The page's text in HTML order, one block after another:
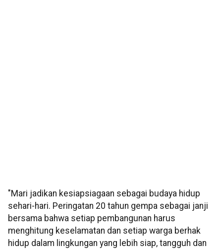
"Mari jadikan kesiapsiagaan sebagai budaya hidup
sehari-hari. Peringatan 20 tahun gempa sebagai janji
bersama bahwa setiap pembangunan harus
menghitung keselamatan dan setiap warga berhak
hidup dalam lingkungan yang lebih siap, tangguh dan